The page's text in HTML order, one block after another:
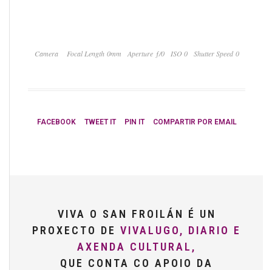
Camera Focal Length 0mm Aperture ƒ/0 ISO 0 Shutter Speed 0
FACEBOOK TWEET IT PIN IT COMPARTIR POR EMAIL
VIVA O SAN FROILÁN É UN
PROXECTO DE VIVALUGO, DIARIO E
AXENDA CULTURAL,
QUE CONTA CO APOIO DA